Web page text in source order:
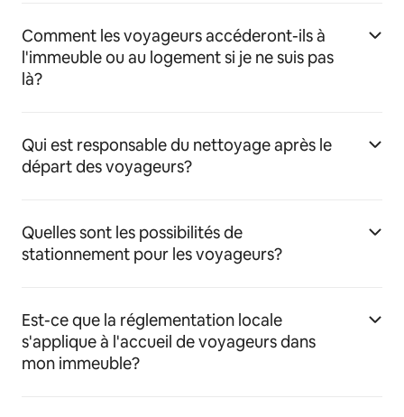
Comment les voyageurs accéderont-ils à
l'immeuble ou au logement si je ne suis pas
là?
Qui est responsable du nettoyage après le
départ des voyageurs?
Quelles sont les possibilités de
stationnement pour les voyageurs?
Est-ce que la réglementation locale
s'applique à l'accueil de voyageurs dans
mon immeuble?